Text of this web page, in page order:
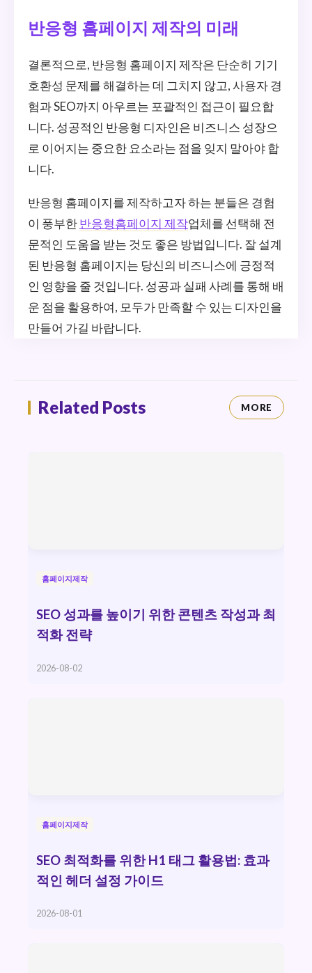
반응형 홈페이지 제작의 미래
결론적으로, 반응형 홈페이지 제작은 단순히 기기
호환성 문제를 해결하는 데 그치지 않고, 사용자 경
험과 SEO까지 아우르는 포괄적인 접근이 필요합
니다. 성공적인 반응형 디자인은 비즈니스 성장으
로 이어지는 중요한 요소라는 점을 잊지 말아야 합
니다.
반응형 홈페이지를 제작하고자 하는 분들은 경험
이 풍부한반응형홈페이지 제작업체를 선택해 전
문적인 도움을 받는 것도 좋은 방법입니다. 잘 설계
된 반응형 홈페이지는 당신의 비즈니스에 긍정적
인 영향을 줄 것입니다. 성공과 실패 사례를 통해 배
운 점을 활용하여, 모두가 만족할 수 있는 디자인을
만들어 가길 바랍니다.
Related Posts MORE
홈페이지제작
SEO 성과를 높이기 위한 콘텐츠 작성과 최
적화 전략
2026-08-02
홈페이지제작
SEO 최적화를 위한 H1 태그 활용법: 효과
적인 헤더 설정 가이드
2026-08-01